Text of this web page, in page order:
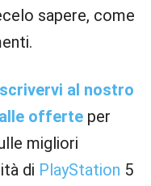
sapere, come
al nostro
offerte per
migliori
di PlayStation 5